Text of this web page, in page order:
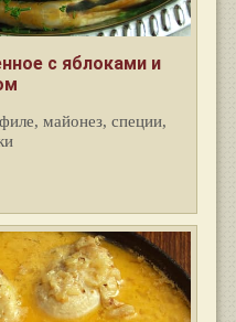
майонез, специи,